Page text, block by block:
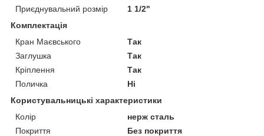
Приєднувальний розмір
1 1/2"
Комплектація
Кран Маєвського
Так
Заглушка
Так
Кріплення
Так
Поличка
Ні
Користувальницькі характеристики
Колір
нерж сталь
Покриття
Без покриття